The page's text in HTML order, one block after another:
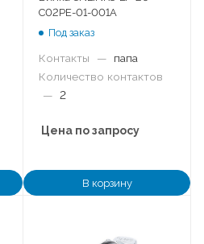
C02PE-01-001A
Под заказ
Контакты —
папа
Количество контактов
— 2
Цена по запросу
В корзину